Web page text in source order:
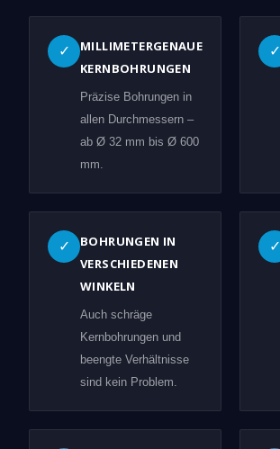
✓
MILLIMETERGENAUE
KERNBOHRUNGEN
Präzise Bohrungen in
allen Durchmessern –
ab Ø 32 mm bis Ø 600
mm.
✓
✓
BOHRUNGEN IN
VERSCHIEDENEN
WINKELN
Auch schräge
Kernbohrungen und
beengte Verhältnisse
sind kein Problem.
✓